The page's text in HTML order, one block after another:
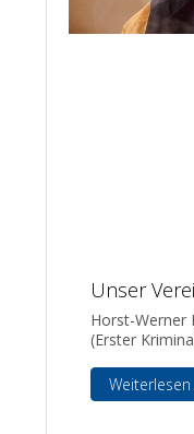
Unser
Horst-Werner
(Erster
Weiterlesen